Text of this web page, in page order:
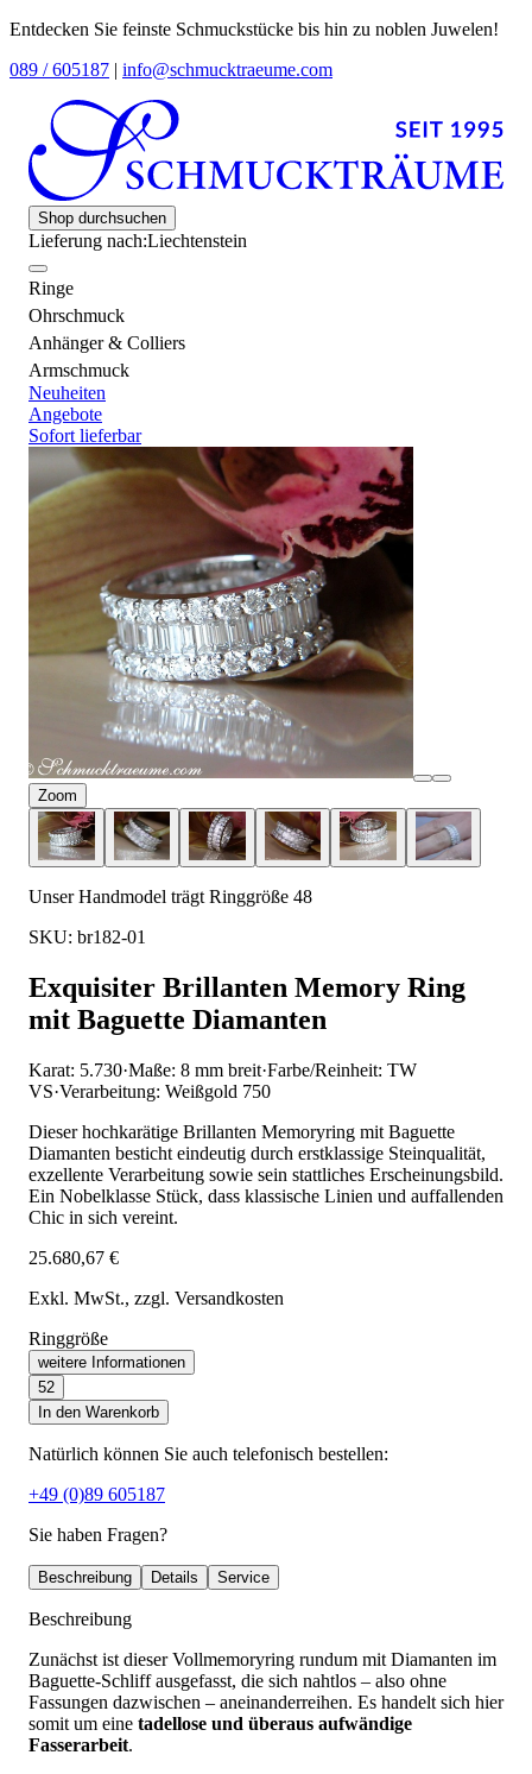
Entdecken Sie feinste Schmuckstücke bis hin zu noblen Juwelen!
089 / 605187 | info@schmucktraeume.com
Shop durchsuchen
Lieferung nach:Liechtenstein
Ringe
Ohrschmuck
Anhänger & Colliers
Armschmuck
Neuheiten
Angebote
Sofort lieferbar
Zoom
Unser Handmodel trägt Ringgröße 48
SKU: br182-01
Exquisiter Brillanten Memory Ring
mit Baguette Diamanten
Karat: 5.730·Maße: 8 mm breit·Farbe/Reinheit: TW
VS·Verarbeitung: Weißgold 750
Dieser hochkarätige Brillanten Memoryring mit Baguette
Diamanten besticht eindeutig durch erstklassige Steinqualität,
exzellente Verarbeitung sowie sein stattliches Erscheinungsbild.
Ein Nobelklasse Stück, dass klassische Linien und auffallenden
Chic in sich vereint.
25.680,67 €
Exkl. MwSt., zzgl. Versandkosten
Ringgröße
weitere Informationen
52
In den Warenkorb
Natürlich können Sie auch telefonisch bestellen:
+49 (0)89 605187
Sie haben Fragen?
Beschreibung Details Service
Beschreibung
Zunächst ist dieser Vollmemoryring rundum mit Diamanten im
Baguette-Schliff ausgefasst, die sich nahtlos – also ohne
Fassungen dazwischen – aneinanderreihen. Es handelt sich hier
somit um eine tadellose und überaus aufwändige
Fasserarbeit.